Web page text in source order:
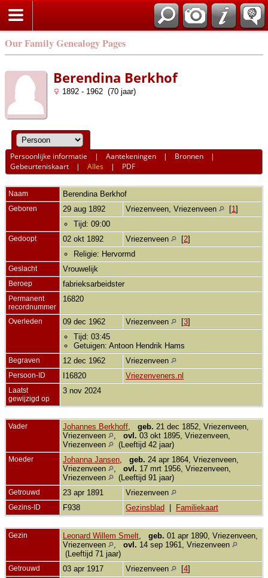
Our Family Genealogy Pages
Berendina Berkhof
1892 - 1962 (70 jaar)
Persoonlijke informatie |Aantekeningen | Bronnen |
Gebeurteniskaart |Alles | PDF
Naam Berendina Berkhof
Geboren 29 aug 1892 Vriezenveen, Vriezenveen [1 ]
Tijd: 09:00
Gedoopt 02 okt 1892 Vriezenveen [2]
Religie: Hervormd
Geslacht Vrouwelijk
Beroep fabrieksarbeidster
Permanent
recordnummer
16820
Overleden 09 dec 1962 Vriezenveen [3]
Tijd: 03:45
Getuigen: Antoon Hendrik Hams
Begraven 12 dec 1962 Vriezenveen
Persoon-ID I16820 Vriezenveners.nl
Laatst
gewijzigd op
3 nov 2024
Vader Johannes Berkhoff geb. 21 dec 1852, Vriezenveen,
Vriezenveen
ovl. 03 okt 1895, Vriezenveen,
Vriezenveen
(Leeftijd 42 jaar)
Moeder Johanna Jansen geb. 24 apr 1864, Vriezenveen,
Vriezenveen
ovl. 17 mrt 1956, Vriezenveen,
Vriezenveen
(Leeftijd 91 jaar)
Getrouwd 23 apr 1891 Vriezenveen
Gezins-ID F938 Gezinsblad Familiekaart
Gezin Leonard Willem Smelt geb. 01 apr 1890, Vriezenveen,
Vriezenveen
ovl. 14 sep 1961, Vriezenveen
(Leeftijd 71 jaar)
Getrouwd 03 apr 1917 Vriezenveen [4]